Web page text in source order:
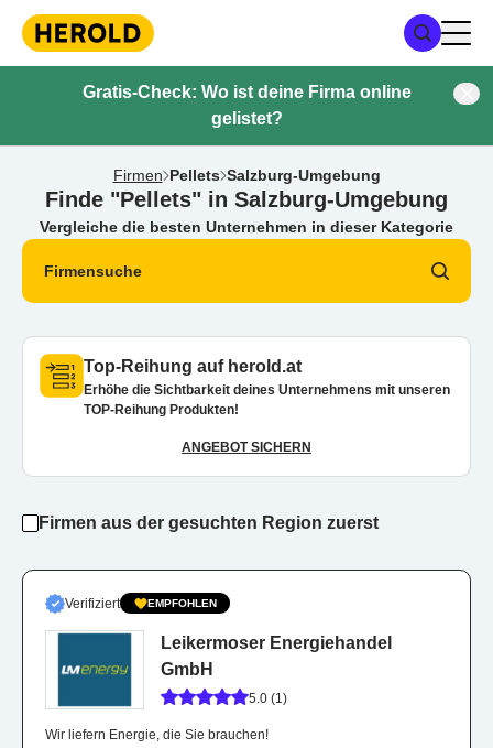
Gratis-Check: Wo ist deine Firma online
gelistet?
Firmen Pellets Salzburg-Umgebung
Finde "Pellets" in Salzburg-Umgebung
Vergleiche die besten Unternehmen in dieser Kategorie
Firmensuche
Top-Reihung auf herold.at
Erhöhe die Sichtbarkeit deines Unternehmens mit unseren
TOP-Reihung Produkten!
ANGEBOT SICHERN
Firmen aus der gesuchten Region zuerst
Verifiziert EMPFOHLEN
Leikermoser Energiehandel
GmbH
5.0 (1)
Wir liefern Energie, die Sie brauchen!